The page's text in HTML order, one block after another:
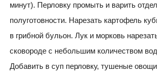
минут). Перловку промыть и варить
полуготовности. Нарезать картофель
в грибной бульон. Лук и морковь
сковороде с небольшим количеством
Добавить в суп перловку, тушеные